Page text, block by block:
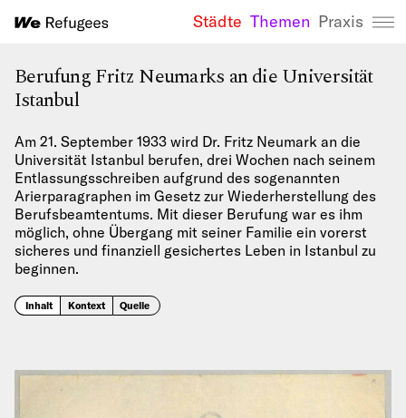
We Refugees
Städte Themen Praxis
Berufung Fritz Neumarks an die Universität
Istanbul
Am 21. September 1933 wird Dr. Fritz Neumark an die
Universität Istanbul berufen, drei Wochen nach seinem
Entlassungsschreiben aufgrund des sogenannten
Arierparagraphen im Gesetz zur Wiederherstellung des
Berufsbeamtentums. Mit dieser Berufung war es ihm
möglich, ohne Übergang mit seiner Familie ein vorerst
sicheres und finanziell gesichertes Leben in Istanbul zu
beginnen.
Inhalt Kontext Quelle